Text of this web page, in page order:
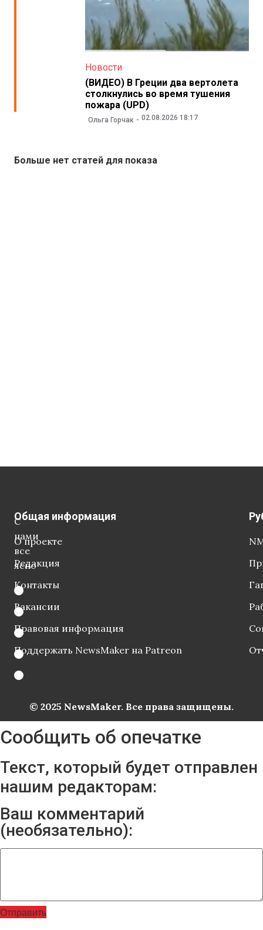
Новости
(ВИДЕО) В Греции два вертолета
столкнулись во время тушения
пожара (UPD)
Ольга Горчак 02.08.2026 18:17
Больше нет статей для показа
С
нами
все
ясно
Общая информация
О проекте
Редакция
Контакты
Вакансии
Правовая информация
Поддержать NewsMaker на Patreon
© 2025 NewsMaker. Все права защищены.
Сообщить об опечатке
Текст, который будет отправлен
нашим редакторам:
Ваш комментарий
(необязательно):
Отправить